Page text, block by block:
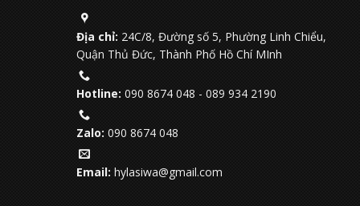
Địa chỉ: 24C/8, Đường số 5, Phường Linh Chiểu,
Quận Thủ Đức, Thành Phố Hồ Chí MInh
Hotline: 090 8674 048 - 089 934 2190
Zalo: 090 8674 048
Email: hylasiwa@gmail.com